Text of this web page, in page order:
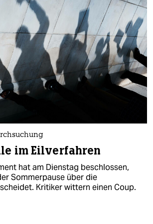
im Eilverfahren
hat am Dienstag beschlossen,
Sommerpause über die
Kritiker wittern einen Coup.